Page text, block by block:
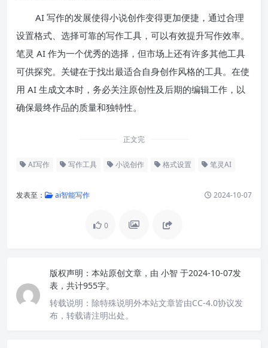
AI 写作的发展使得小说创作变得更加便捷，通过合理
设置格式、选择可靠的写作工具，可以有效提升写作效率。
笔灵 AI 作为一个优秀的选择，但市场上还有许多其他工具
可供探究。关键在于找出最适合自身创作风格的工具。在使
用 AI 生成文本时，务必关注原创性及后期的编辑工作，以
确保最终作品的质量和独特性。
正文完
AI写作 写作工具 小说创作 格式设置 笔灵AI
发表至： ai智能写作 2024-10-07
0
版权声明： 本站原创文章，由 小智 于2024-10-07发
表，共计955字。
转载说明： 除特殊说明外本站文章皆由CC-4.0协议发
布，转载请注明出处。